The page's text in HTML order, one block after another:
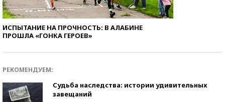
ИСПЫТАНИЕ НА ПРОЧНОСТЬ: В АЛАБИНЕ
ПРОШЛА «ГОНКА ГЕРОЕВ»
РЕКОМЕНДУЕМ:
Судьба наследства: истории удивительных
завещаний